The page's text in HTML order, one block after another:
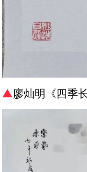
▲廖灿明《四季